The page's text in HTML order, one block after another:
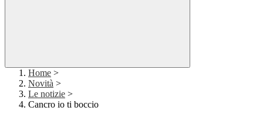
Home >
Novità >
Le notizie >
Cancro io ti boccio